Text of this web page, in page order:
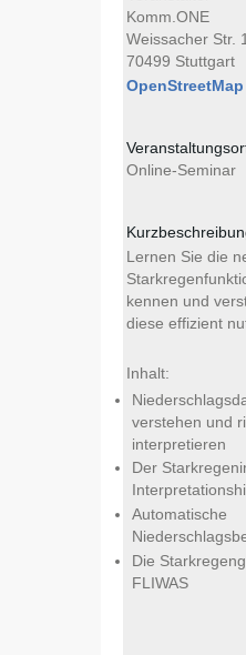
Komm.ONE
Weissacher Str.
70499 Stuttgart
OpenStreetMap
Online-Seminar
Lernen Sie die
kennen und
diese effizient
Inhalt:
verstehen und
interpretieren
Der
Automatische
Die
FLIWAS